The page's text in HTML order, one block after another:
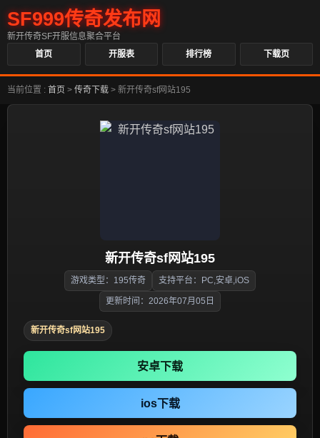
SF999传奇发布网
新开传奇SF开服信息聚合平台
首页
开服表 排行榜 下载页
当前位置 : 首页 > 传奇下载 > 新开传奇sf网站195
新开传奇sf网站195
游戏类型：195传奇 支持平台：PC,安卓,iOS
更新时间：2026年07月05日
新开传奇sf网站195
安卓下载
ios下载